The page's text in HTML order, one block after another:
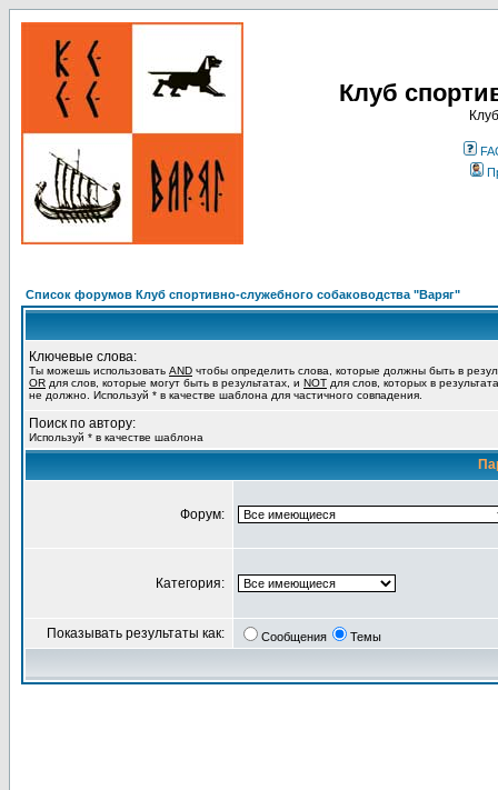
Клуб
Список форумов Клуб спортивно-служебного собаководства "Варяг"
Ключевые слова:
Ты можешь использовать AND чтобы определить слова, которые должны быть в
OR для слов, которые могут быть в результатах, и NOT для слов, которых в
не должно. Используй * в качестве шаблона для частичного совпадения.
Поиск по автору:
Используй * в качестве шаблона
Форум:
Категория:
Показывать результаты как: Сообщения Темы